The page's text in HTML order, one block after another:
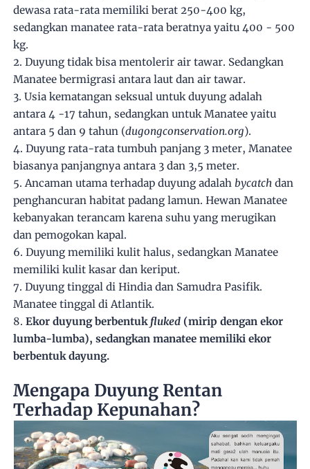
dewasa rata-rata memiliki berat 250-400 kg,
sedangkan manatee rata-rata beratnya yaitu 400 - 500
kg.
2. Duyung tidak bisa mentolerir air tawar. Sedangkan
Manatee bermigrasi antara laut dan air tawar.
3. Usia kematangan seksual untuk duyung adalah
antara 4 -17 tahun, sedangkan untuk Manatee yaitu
antara 5 dan 9 tahun (dugongconservation.org).
4. Duyung rata-rata tumbuh panjang 3 meter, Manatee
biasanya panjangnya antara 3 dan 3,5 meter.
5. Ancaman utama terhadap duyung adalah bycatch dan
penghancuran habitat padang lamun. Hewan Manatee
kebanyakan terancam karena suhu yang merugikan
dan pemogokan kapal.
6. Duyung memiliki kulit halus, sedangkan Manatee
memiliki kulit kasar dan keriput.
7. Duyung tinggal di Hindia dan Samudra Pasifik.
Manatee tinggal di Atlantik.
8.Ekor duyung berbentuk fluked (mirip dengan ekor
lumba-lumba), sedangkan manatee memiliki ekor
berbentuk dayung.
Mengapa Duyung Rentan
Terhadap Kepunahan?